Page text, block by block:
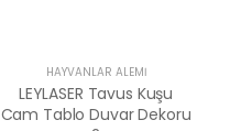
HAYVANLAR ALEMI
LEYLASER Tavus Kuşu
Cam Tablo Duvar Dekoru